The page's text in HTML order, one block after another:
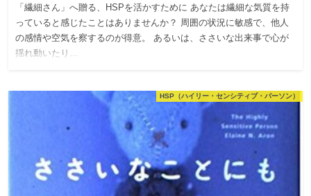
「繊細さん」へ贈る、HSPを活かすために あなたは繊細な気質を持
っていると感じたことはありませんか？ 周囲の状況に敏感で、他人
の感情や空気を察するのが得意。 あるいは、ささいな出来事で心が
揺れ動いたり…
HSP（ハイリー・センシティブ・パーソン）